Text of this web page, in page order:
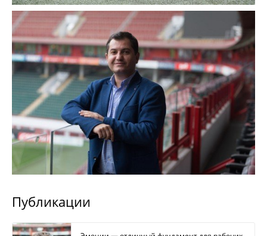
Публикации